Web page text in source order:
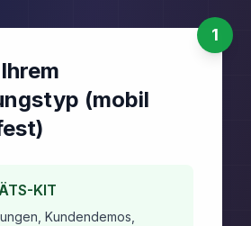
1
(mobil
KIT
Kundendemos,